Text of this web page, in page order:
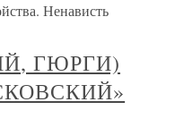
Ненависть
ГЮРГИ)